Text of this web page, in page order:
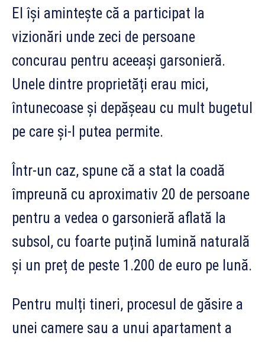
El își amintește că a participat la
vizionări unde zeci de persoane
concurau pentru aceeași garsonieră.
Unele dintre proprietăți erau mici,
întunecoase și depășeau cu mult bugetul
pe care și-l putea permite.
Într-un caz, spune că a stat la coadă
împreună cu aproximativ 20 de persoane
pentru a vedea o garsonieră aflată la
subsol, cu foarte puțină lumină naturală
și un preț de peste 1.200 de euro pe lună.
Pentru mulți tineri, procesul de găsire a
unei camere sau a unui apartament a